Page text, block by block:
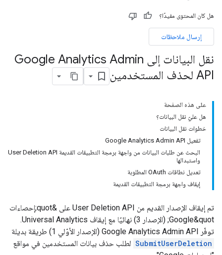
هل كان المحتوى مفيدًا؟
إرسال ملاحظات
نقل البيانات إلى Google Analytics Admin
API لحذف المستخدمين
على هذه الصفحة
هل عليّ نقل البيانات؟
خطوات نقل البيانات
تفعيل Google Analytics Admin API
البحث عن طلبات البيانات من واجهة برمجة التطبيقات القديمة User Deletion API
واستبدالها
تعديل نطاقات OAuth المطلوبة
إيقاف واجهة برمجة التطبيقات القديمة
تم إيقاف الإصدار القديم من User Deletion API على &quot;إحصاءات
Google&quot; (الإصدار 3) نهائيًا مع إيقاف Universal Analytics.
توفّر Google Analytics Admin API (الإصدار الأوّلي 1) طريقة بديلة
SubmitUserDeletion لطلب حذف بيانات المستخدمين في مواقع